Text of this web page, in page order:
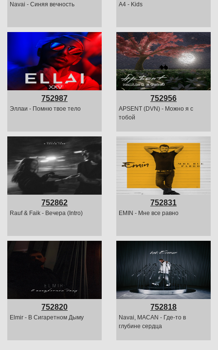
Navai - Синяя вечность A4 - Kids
752987
Эллаи - Помню твое тело
752956
APSENT (DVN) - Можно я с
тобой
752862
Rauf & Faik - Bечера (Intro)
752831
EMIN - Мне все равно
752820
Elmir - В Сигаретном Дыму
752818
Navai, MACAN - Где-то в
глубине сердца